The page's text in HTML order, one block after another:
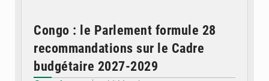
Congo : le Parlement formule 28
recommandations sur le Cadre
budgétaire 2027-2029